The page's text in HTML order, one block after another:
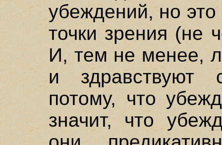
убеждений, но
точки зрения (не
И, тем не менее,
и здравствуют
потому, что
значит, что